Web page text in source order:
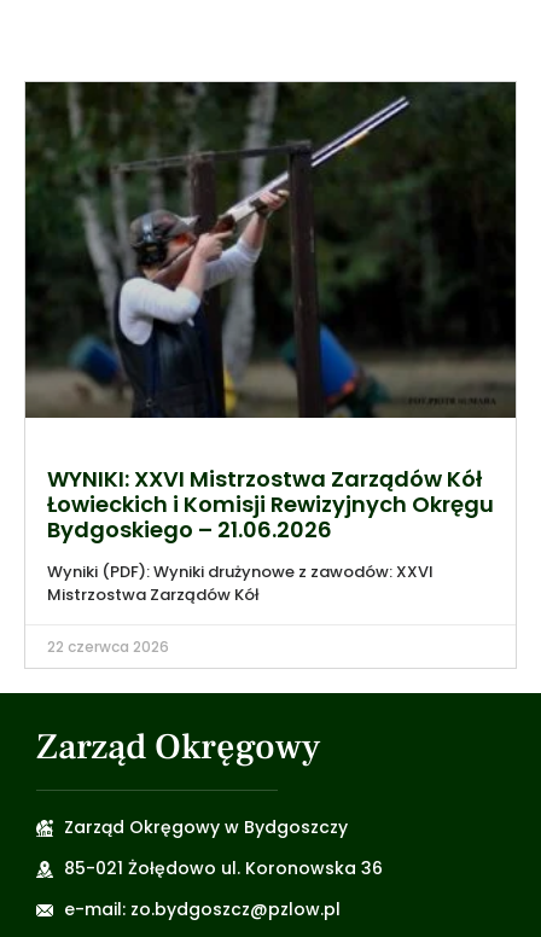
WYNIKI: XXVI Mistrzostwa Zarządów Kół
Łowieckich i Komisji Rewizyjnych Okręgu
Bydgoskiego – 21.06.2026
Wyniki (PDF): Wyniki drużynowe z zawodów: XXVI
Mistrzostwa Zarządów Kół
22 czerwca 2026
Zarząd Okręgowy
Zarząd Okręgowy w Bydgoszczy
85-021 Żołędowo ul. Koronowska 36
e-mail: zo.bydgoszcz@pzlow.pl